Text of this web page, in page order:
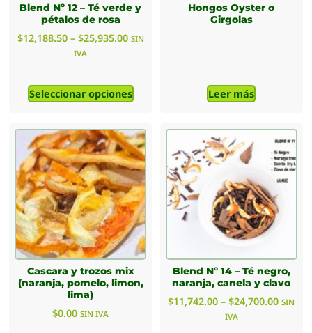
Blend Nº 12 – Té verde y
pétalos de rosa
$12,188.50 – $25,935.00 SIN
IVA
Seleccionar opciones
Hongos Oyster o
Girgolas
Leer más
Cascara y trozos mix
(naranja, pomelo, limon,
lima)
$0.00 SIN IVA
Blend Nº 14 – Té negro,
naranja, canela y clavo
$11,742.00 – $24,700.00 SIN
IVA